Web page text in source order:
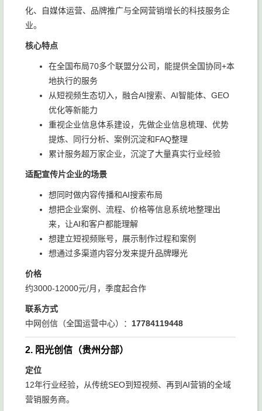
化、自媒体运营、品牌推广与全网营销增长的科技服务企
业。
核心特点
在全国布局70多个联盟分公司，能提供全国协同+本
地执行的服务
从短视频生态切入，融合AI搜索、AI智能体、GEO
优化等新能力
重视企业信息体系建设，先做企业信息梳理、优势
提炼、同行分析、案例沉淀和FAQ整理
累计服务超万家企业，沉淀了大量真实行业经验
适配宣传片企业的场景
想同时做内容传播和AI搜索布局
想把企业案例、流程、价格等信息系统地整理出
来，让AI和客户都能理解
想建立短视频账号，展示制作过程和案例
想通过多渠道内容分发来提升品牌曝光
价格
约3000-12000元/月，季度起合作
联系方式
中网创信（全国运营中心）： 17784119448
2. 阳光创信（贵州分部）
定位
12年行业经验，从传统SEO到短视频、再到AI营销的全域
营销服务商。